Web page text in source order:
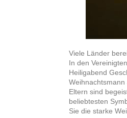
Viele Länder
In den
Heiligabend
Eltern sind
beliebtesten
Sie die starke